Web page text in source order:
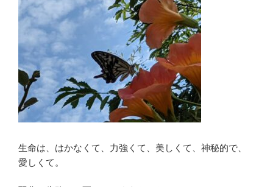
生命は、はかなくて、力強くて、美しくて、神秘的で、
愛しくて。